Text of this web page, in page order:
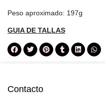
Peso aproximado: 197g
GUIA DE TALLAS
Contacto